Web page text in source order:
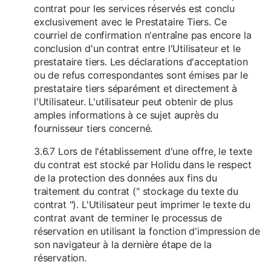
contrat pour les services réservés est conclu
exclusivement avec le Prestataire Tiers. Ce
courriel de confirmation n'entraîne pas encore la
conclusion d'un contrat entre l'Utilisateur et le
prestataire tiers. Les déclarations d'acceptation
ou de refus correspondantes sont émises par le
prestataire tiers séparément et directement à
l'Utilisateur. L'utilisateur peut obtenir de plus
amples informations à ce sujet auprès du
fournisseur tiers concerné.
3.6.7 Lors de l'établissement d'une offre, le texte
du contrat est stocké par Holidu dans le respect
de la protection des données aux fins du
traitement du contrat (" stockage du texte du
contrat "). L'Utilisateur peut imprimer le texte du
contrat avant de terminer le processus de
réservation en utilisant la fonction d'impression de
son navigateur à la dernière étape de la
réservation.